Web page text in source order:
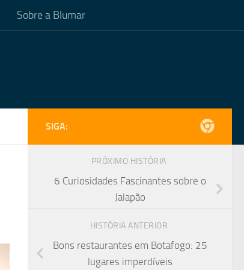
Sobre a Blumar
SIGA:
PRÓXIMO HISTÓRIA
6 Curiosidades Fascinantes sobre o
Jalapão
HISTÓRIA ANTERIOR
Bons restaurantes em Botafogo: 25
lugares imperdíveis